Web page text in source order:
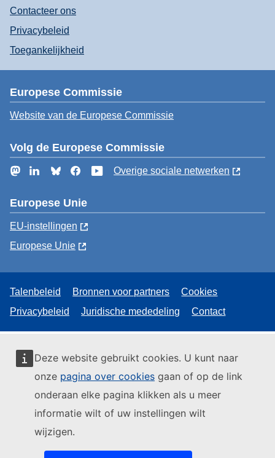
Deze website gebruikt cookies. U kunt naar
onze pagina over cookies gaan of op de link
onderaan elke pagina klikken als u meer
informatie wilt of uw instellingen wilt
wijzigen.
Contacteer ons
Privacybeleid
Toegankelijkheid
Europese Commissie
Website van de Europese Commissie
Volg de Europese Commissie
MastodonLinkedInBlueskyFacebookYouTube
Overige sociale netwerken
Europese Unie
EU-instellingen
Europese Unie
Talenbeleid Bronnen voor partners
Cookies
Privacybeleid
Juridische mededeling Contact